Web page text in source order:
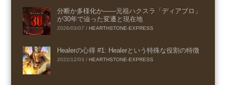
分断か多様化か――元祖ハクスラ「ディアブロ」
が30年で辿った変遷と現在地
2026/03/07 / HEARTHSTONE-EXPRESS
Healerの心得 #1: Healerという特殊な役割の特徴
2022/12/03 / HEARTHSTONE-EXPRESS